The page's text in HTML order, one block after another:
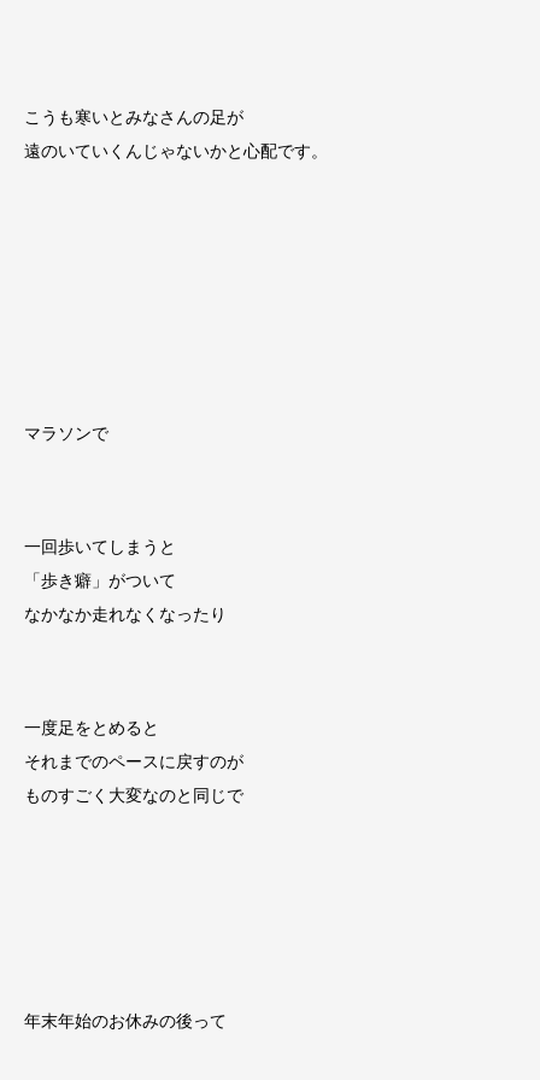
こうも寒いとみなさんの足が
遠のいていくんじゃないかと心配です。
マラソンで
一回歩いてしまうと
「歩き癖」がついて
なかなか走れなくなったり
一度足をとめると
それまでのペースに戻すのが
ものすごく大変なのと同じで
年末年始のお休みの後って